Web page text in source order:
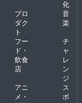
化
プロ
ダク
ト
音
楽
フー
ド・
飲食
店
チ
ャ
レ
ン
ジ
アニ
メ・
ス
ポ